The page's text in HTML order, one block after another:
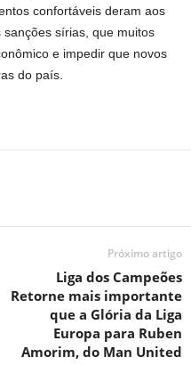
confortáveis ​​deram aos
sírias, que muitos
e impedir que novos
do país.
Próximo artigo
Liga dos Campeões
Retorne mais importante
que a Glória da Liga
Europa para Ruben
Amorim, do Man United